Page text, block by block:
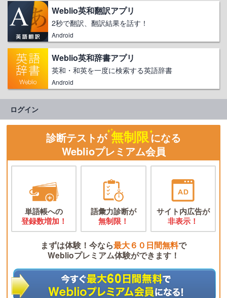
Weblio英和翻訳アプリ
2秒で翻訳、翻訳結果を話す！
Android
Weblio英和辞書アプリ
英和・和英を一度に検索する英語辞書
Android
ログイン
診断テストが 無制限になる
Weblioプレミアム会員
単語帳への
登録数増加！
語彙力診断が
無制限！
サイト内広告が
非表示！
まずは体験！今なら最大６０日間無料で
Weblioプレミアム体験ができます！